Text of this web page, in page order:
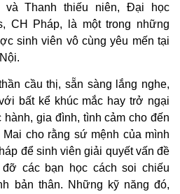
và Thanh thiếu niên, Đại học
CH Pháp, là một trong những
sinh viên vô cùng yêu mến tại
cầu thị, sẵn sàng lắng nghe,
bất kể khúc mắc hay trở ngại
gia đình, tình cảm cho đến
cho rằng sứ mệnh của mình
để sinh viên giải quyết vấn đề
các bạn học cách soi chiếu
bản thân. Những kỹ năng đó,